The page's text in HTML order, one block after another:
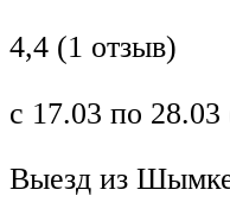
4,4 (1 отзыв)
с 17.03 по
Выезд из